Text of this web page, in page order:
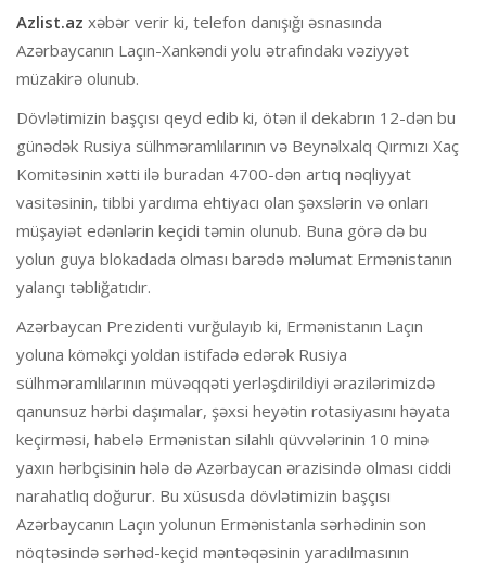
Azlist.az xəbər verir ki, telefon danışığı əsnasında
Azərbaycanın Laçın-Xankəndi yolu ətrafındakı vəziyyət
müzakirə olunub.
Dövlətimizin başçısı qeyd edib ki, ötən il dekabrın 12-dən bu
günədək Rusiya sülhməramlılarının və Beynəlxalq Qırmızı Xaç
Komitəsinin xətti ilə buradan 4700-dən artıq nəqliyyat
vasitəsinin, tibbi yardıma ehtiyacı olan şəxslərin və onları
müşayiət edənlərin keçidi təmin olunub. Buna görə də bu
yolun guya blokadada olması barədə məlumat Ermənistanın
yalançı təbliğatıdır.
Azərbaycan Prezidenti vurğulayıb ki, Ermənistanın Laçın
yoluna köməkçi yoldan istifadə edərək Rusiya
sülhməramlılarının müvəqqəti yerləşdirildiyi ərazilərimizdə
qanunsuz hərbi daşımalar, şəxsi heyətin rotasiyasını həyata
keçirməsi, habelə Ermənistan silahlı qüvvələrinin 10 minə
yaxın hərbçisinin hələ də Azərbaycan ərazisində olması ciddi
narahatlıq doğurur. Bu xüsusda dövlətimizin başçısı
Azərbaycanın Laçın yolunun Ermənistanla sərhədinin son
nöqtəsində sərhəd-keçid məntəqəsinin yaradılmasının